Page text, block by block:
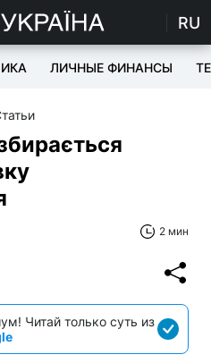
RU
ЛИЧНЫЕ ФИНАНСЫ
2 мин
Читай только суть из